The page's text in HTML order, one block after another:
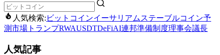
人気検索: ビットコインイーサリアム ステーブルコイン予
測市場 トランプRWAUSDTDeFiAI連邦準備制度理事会議長
人気記事